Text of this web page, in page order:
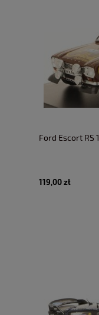
Ford Escort RS
119,00 zł